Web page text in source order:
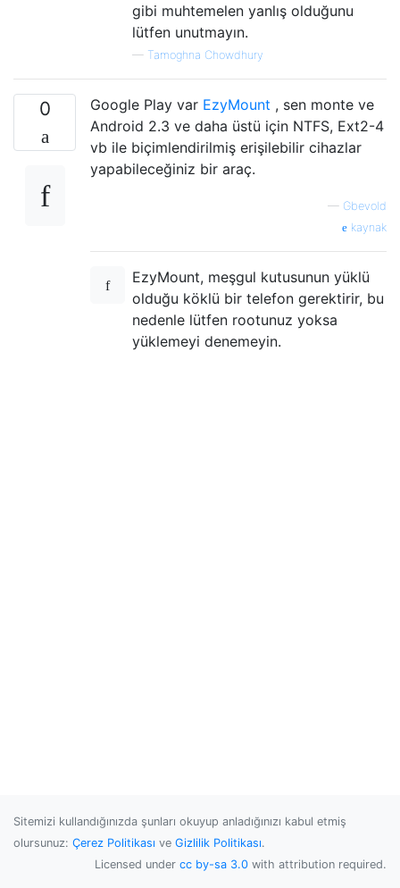
gibi muhtemelen yanlış olduğunu
lütfen unutmayın.
— Tamoghna Chowdhury
0 Google Play var EzyMount , sen monte ve
Android 2.3 ve daha üstü için NTFS, Ext2-4
vb ile biçimlendirilmiş erişilebilir cihazlar
yapabileceğiniz bir araç.
— Gbevold
kaynak
EzyMount, meşgul kutusunun yüklü
olduğu köklü bir telefon gerektirir, bu
nedenle lütfen rootunuz yoksa
yüklemeyi denemeyin.
Sitemizi kullandığınızda şunları okuyup anladığınızı kabul etmiş
olursunuz: Çerez Politikası ve Gizlilik Politikası.
Licensed under cc by-sa 3.0 with attribution required.